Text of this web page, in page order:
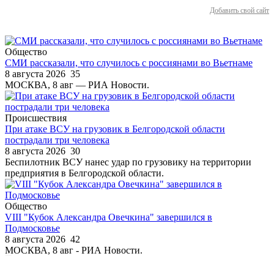
Добавить свой сайт
Общество
СМИ рассказали, что случилось с россиянами во Вьетнаме
8 августа 2026 35
МОСКВА, 8 авг — РИА Новости.
Происшествия
При атаке ВСУ на грузовик в Белгородской области
пострадали три человека
8 августа 2026 30
Беспилотник ВСУ нанес удар по грузовику на территории
предприятия в Белгородской области.
Общество
VIII "Кубок Александра Овечкина" завершился в
Подмосковье
8 августа 2026 42
МОСКВА, 8 авг - РИА Новости.